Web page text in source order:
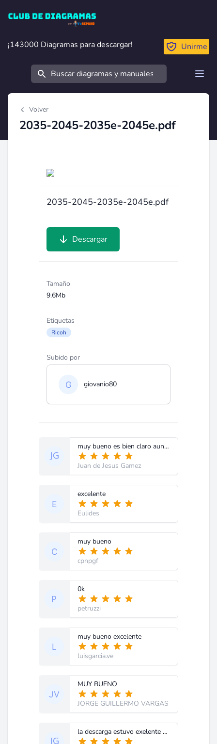
Club de Diagramas
¡143000 Diagramas para descargar!
¡143000 Diagramas para descargar! Unirme
Buscar
Volver
2035-2045-2035e-2045e.pdf
2035-2045-2035e-2045e.pdf
Descargar
Tamaño
9.6Mb
Etiquetas
Ricoh
Subido por
giovanio80
muy bueno es bien claro aunque esta en ingles ahi lo entendemos y tengo buenas nociones de reparacion sobre fotocopiadoras gracias
Juan de Jesus Gamez
excelente
Eulides
muy bueno
cpnpgf
0k
petruzzi
muy bueno excelente
luisgarcia.ve
MUY BUENO
JORGE GUILLERMO VARGAS
la descarga estuvo exelente gracias